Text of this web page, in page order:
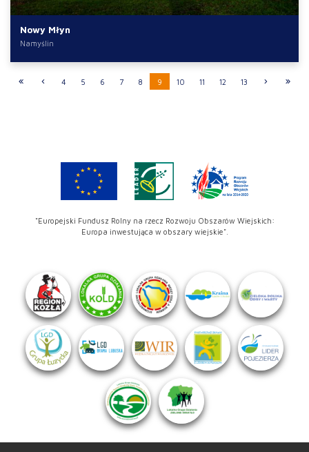
Nowy Młyn
Namyślin
4 5 6 7 8 9 10 11 12 13
"Europejski Fundusz Rolny na rzecz Rozwoju Obszarów Wiejskich:
Europa inwestująca w obszary wiejskie".